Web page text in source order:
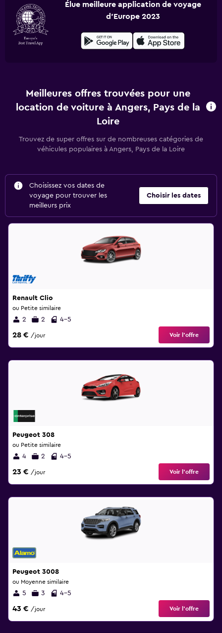
Élue meilleure application de voyage
d'Europe 2023
Meilleures offres trouvées pour une
location de voiture à Angers, Pays de la
Loire
Trouvez de super offres sur de nombreuses catégories de
véhicules populaires à Angers, Pays de la Loire
Choisissez vos dates de
voyage pour trouver les
meilleurs prix
Choisir les dates
Renault Clio
ou Petite similaire
2 2 4-5
28 € /jour Voir l’offre
Peugeot 308
ou Petite similaire
4 2 4-5
23 € /jour Voir l’offre
Peugeot 3008
ou Moyenne similaire
5 3 4-5
43 € /jour Voir l’offre